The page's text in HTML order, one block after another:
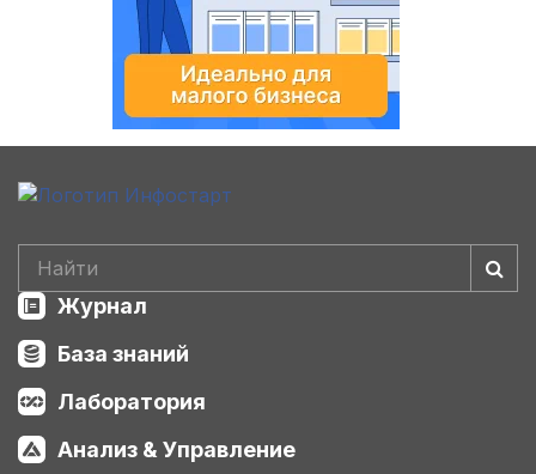
Журнал
База знаний
Лаборатория
Анализ & Управление